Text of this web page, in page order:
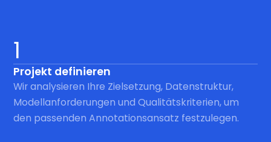
1
Projekt definieren
Wir analysieren Ihre Zielsetzung, Datenstruktur,
Modellanforderungen und Qualitätskriterien, um
den passenden Annotationsansatz festzulegen.